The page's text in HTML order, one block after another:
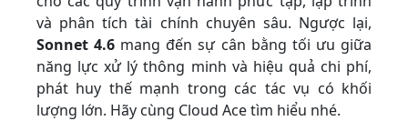
và phân tích tài chính chuyên sâu. Ngược lại,
Sonnet 4.6 mang đến sự cân bằng tối ưu giữa
năng lực xử lý thông minh và hiệu quả chi phí,
phát huy thế mạnh trong các tác vụ có khối
lượng lớn. Hãy cùng Cloud Ace tìm hiểu nhé.